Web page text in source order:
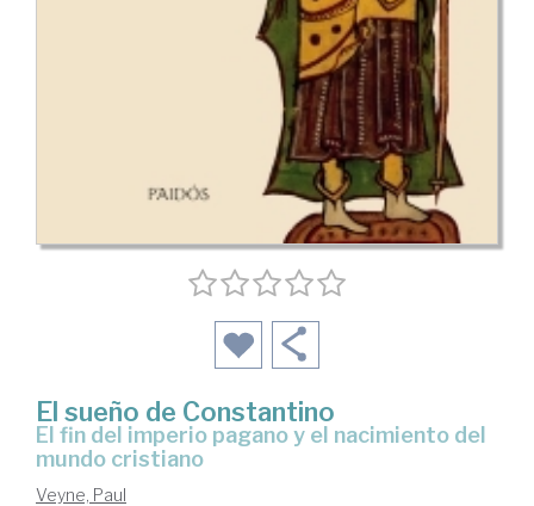
El sueño de Constantino
el fin del imperio pagano y el nacimiento del
mundo cristiano
Veyne, Paul